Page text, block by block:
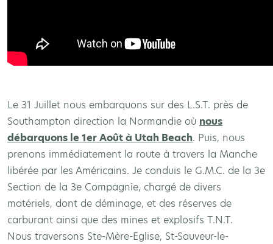
Le 31 Juillet nous embarquons sur des L.S.T. près de
Southampton direction la Normandie où nous
débarquons le 1er Août à Utah Beach. Puis, nous
prenons immédiatement la route à travers la Manche
libérée par les Américains. Je conduis le G.M.C. de la 3e
Section de la 3e Compagnie, chargé de divers
matériels, dont de déminage, et des réserves de
carburant ainsi que des mines et explosifs T.N.T.
Nous traversons Ste-Mère-Eglise, St-Sauveur-le-